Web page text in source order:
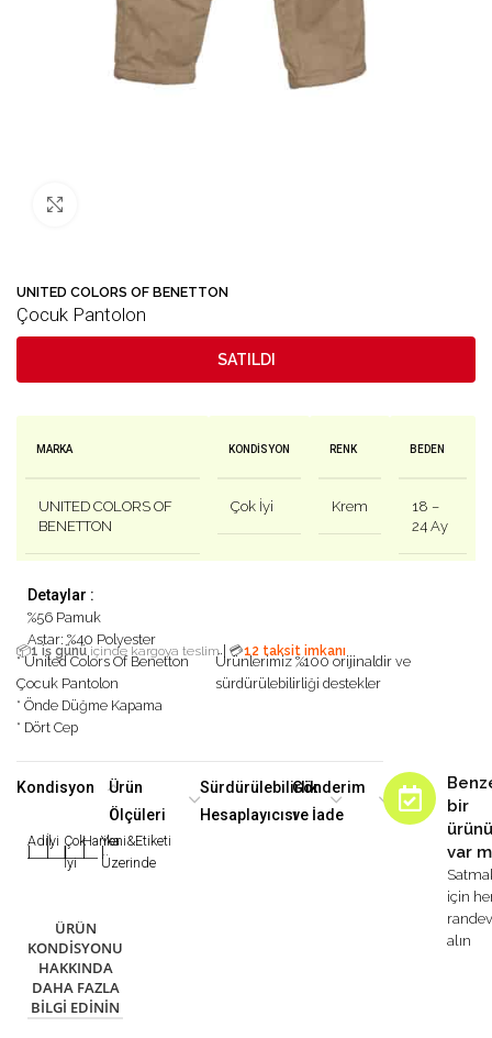
UNITED COLORS OF BENETTON
Çocuk Pantolon
SATILDI
MARKA
UNITED COLORS OF
BENETTON
KONDISYON
Çok İyi
RENK
Krem
BEDEN
18 –
24 Ay
Detaylar :
%56 Pamuk
Astar: %40 Polyester
📦1 iş günü içinde kargoya teslim| 💳12 taksit imkanı
* United Colors Of Benetton
Çocuk Pantolon
* Önde Düğme Kapama
* Dört Cep
Ürünlerimiz %100 orijinaldir ve
sürdürülebilirliği destekler
Kondisyon
Adilİyi
|
Çok
İyi
Harika
|
Yeni&Etiketi
Üzerinde
ÜRÜN
KONDISYONU
HAKKINDA
DAHA FAZLA
BILGI EDININ
Ürün
Ölçüleri
Sürdürülebilirlik
Hesaplayıcısı
Gönderim
ve İade
bir
var
için
alın